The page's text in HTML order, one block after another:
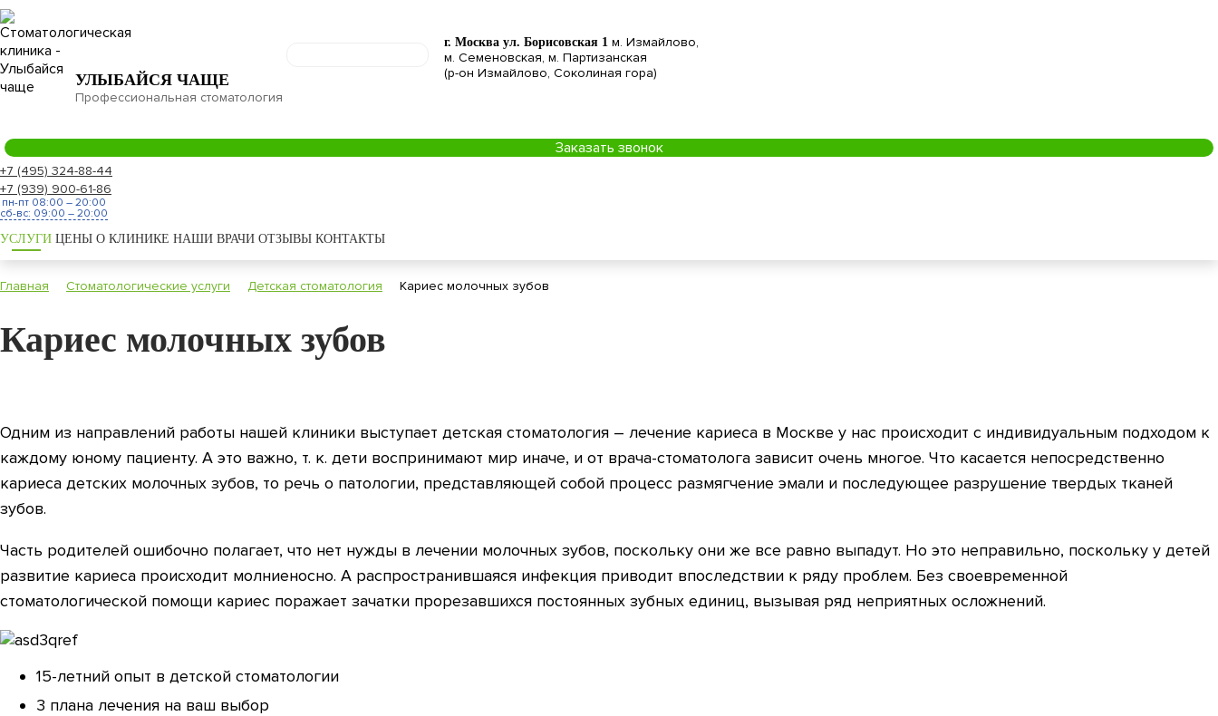
УЛЫБАЙСЯ ЧАЩЕ
Профессиональная стоматология
г. Москва ул. Борисовская 1 м. Измайлово,
м. Семеновская, м. Партизанская
(р-он Измайлово, Соколиная гора)
Заказать звонок
+7 (495) 324-88-44
+7 (939) 900-61-86
пн-пт 08:00 – 20:00
сб-вс: 09:00 – 20:00
УСЛУГИ ЦЕНЫ О КЛИНИКЕ НАШИ ВРАЧИ ОТЗЫВЫ КОНТАКТЫ
Главная Стоматологические услуги Детская стоматология Кариес молочных зубов
Кариес молочных зубов
Одним из направлений работы нашей клиники выступает детская стоматология – лечение кариеса в Москве у нас происходит с индивидуальным подходом к
каждому юному пациенту. А это важно, т. к. дети воспринимают мир иначе, и от врача-стоматолога зависит очень многое. Что касается непосредственно
кариеса детских молочных зубов, то речь о патологии, представляющей собой процесс размягчение эмали и последующее разрушение твердых тканей
зубов.
Часть родителей ошибочно полагает, что нет нужды в лечении молочных зубов, поскольку они же все равно выпадут. Но это неправильно, поскольку у детей
развитие кариеса происходит молниеносно. А распространившаяся инфекция приводит впоследствии к ряду проблем. Без своевременной
стоматологической помощи кариес поражает зачатки прорезавшихся постоянных зубных единиц, вызывая ряд неприятных осложнений.
15-летний опыт в детской стоматологии
3 плана лечения на ваш выбор